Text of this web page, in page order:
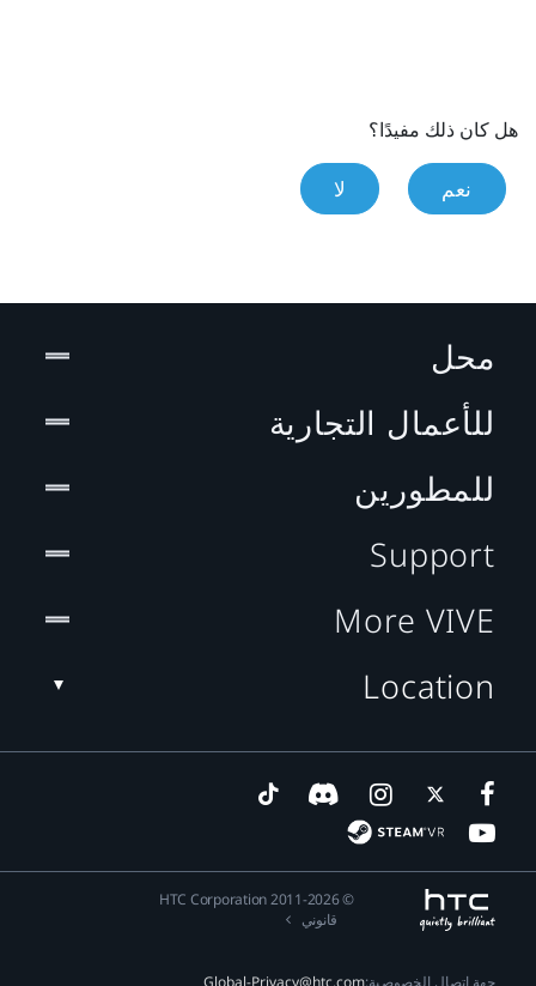
هل كان ذلك مفيدًا؟
نعم لا
محل
للأعمال التجارية
للمطورين
Support
More VIVE
Location
© 2011-2026 HTC Corporation
قانوني
جهة اتصال الخصوصية:Global-Privacy@htc.com